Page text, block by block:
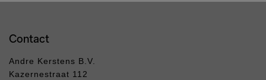
Contact
Andre Kerstens B.V.
Kazernestraat 112